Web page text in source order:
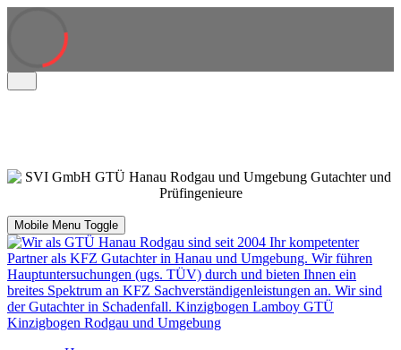
Mobile Menu Toggle